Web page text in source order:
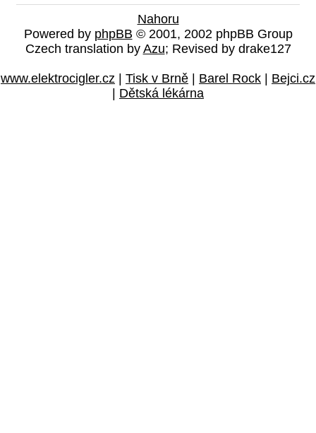
Nahoru
Powered by phpBB © 2001, 2002 phpBB Group
Czech translation by Azu; Revised by drake127
www.elektrocigler.cz Tisk v Brně Barel Rock
Bejci.cz
Dětská lékárna